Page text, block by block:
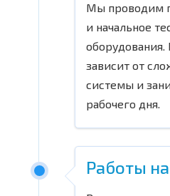
Мы проводим
и начальное
зависит от
системы и
рабочего дня.
Работы